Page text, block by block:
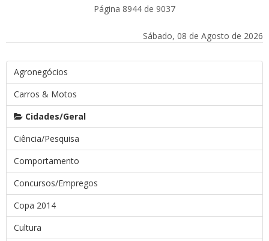
Página 8944 de 9037
Sábado, 08 de Agosto de 2026
Agronegócios
Carros & Motos
Cidades/Geral
Ciência/Pesquisa
Comportamento
Concursos/Empregos
Copa 2014
Cultura